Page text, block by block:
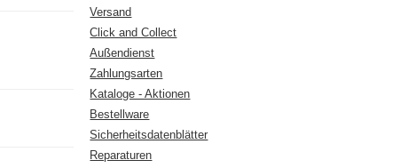
Versand
Click and Collect
Außendienst
Zahlungsarten
Kataloge - Aktionen
Bestellware
Sicherheitsdatenblätter
Reparaturen